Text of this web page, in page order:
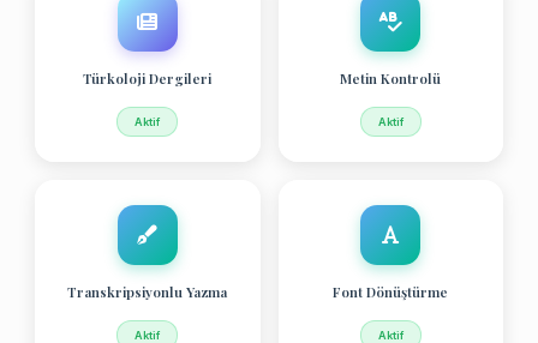
Türkoloji Dergileri
Aktif
Metin Kontrolü
Aktif
Transkripsiyonlu Yazma
Aktif
Font Dönüştürme
Aktif